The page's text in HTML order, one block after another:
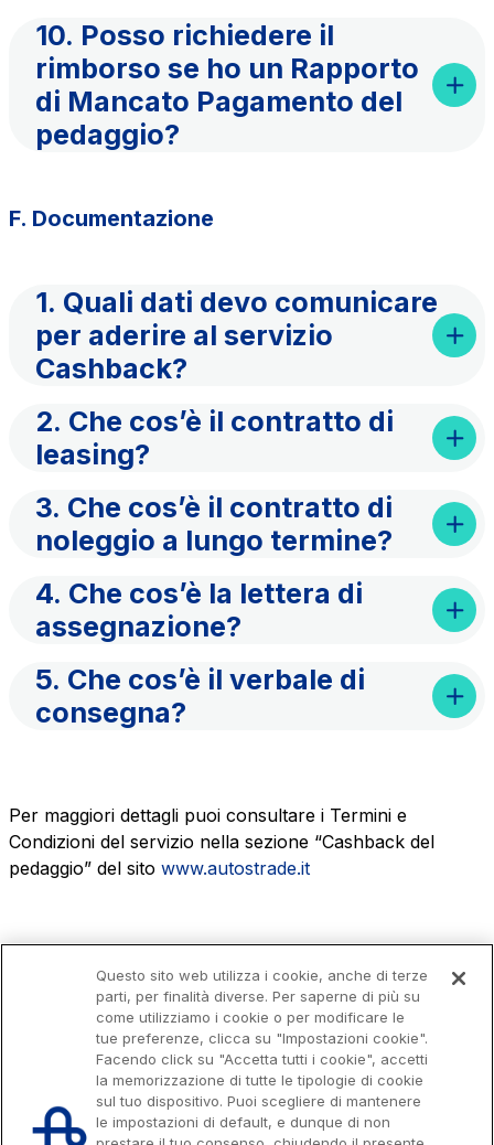
10. Posso richiedere il
rimborso se ho un Rapporto
di Mancato Pagamento del
pedaggio?
F. Documentazione
1. Quali dati devo comunicare
per aderire al servizio
Cashback?
2. Che cos’è il contratto di
leasing?
3. Che cos’è il contratto di
noleggio a lungo termine?
4. Che cos’è la lettera di
assegnazione?
5. Che cos’è il verbale di
consegna?
Per maggiori dettagli puoi consultare i Termini e
Condizioni del servizio nella sezione “Cashback del
pedaggio” del sito www.autostrade.it
Questo sito web utilizza i cookie, anche di terze
parti, per finalità diverse. Per saperne di più su
come utilizziamo i cookie o per modificare le
tue preferenze, clicca su "Impostazioni cookie".
Facendo click su "Accetta tutti i cookie", accetti
la memorizzazione di tutte le tipologie di cookie
sul tuo dispositivo. Puoi scegliere di mantenere
le impostazioni di default, e dunque di non